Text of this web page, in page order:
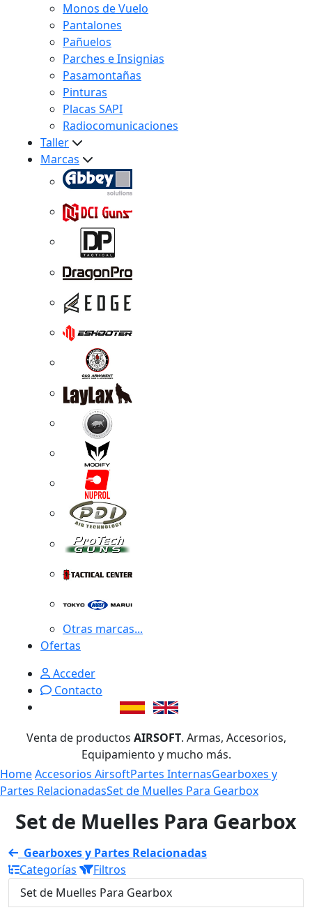
Monos de Vuelo
Pantalones
Pañuelos
Parches e Insignias
Pasamontañas
Pinturas
Placas SAPI
Radiocomunicaciones
Taller
Marcas
Otras marcas...
Ofertas
Acceder
Contacto
Venta de productos AIRSOFT. Armas, Accesorios,
Equipamiento y mucho más.
HomeAccesorios AirsoftPartes InternasGearboxes y
Partes RelacionadasSet de Muelles Para Gearbox
Set de Muelles Para Gearbox
Gearboxes y Partes Relacionadas
Categorías
Filtros
Set de Muelles Para Gearbox